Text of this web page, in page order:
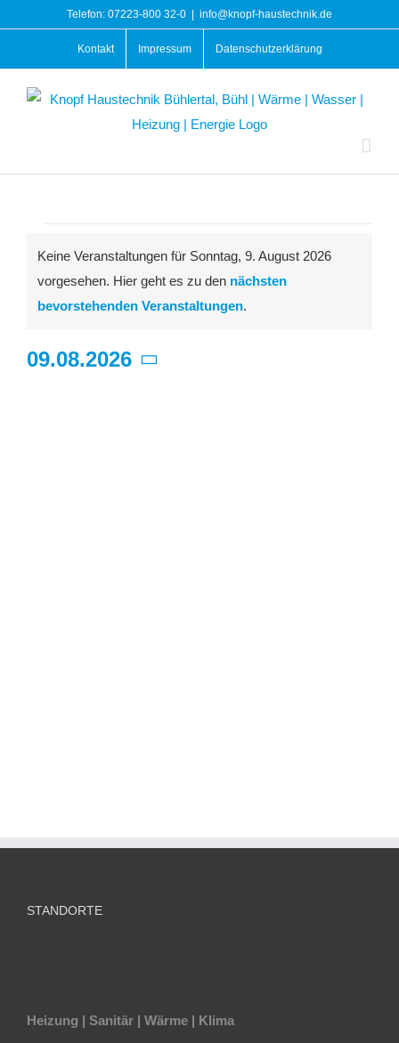
Telefon: 07223-800 32-0 info@knopf-haustechnik.de
Kontakt Impressum Datenschutzerklärung
Veranstaltungen
für
9.
Hinweis
Keine Veranstaltungen für Sonntag, 9. August 2026
vorgesehen. Hier geht es zu den nächsten
bevorstehenden Veranstaltungen.
09.08.2026
STANDORTE
Heizung | Sanitär | Wärme | Klima